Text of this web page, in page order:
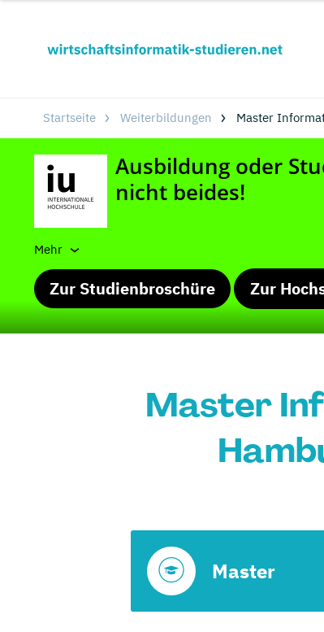
Startseite Weiterbildungen Master
Mehr
Zur Studienbroschüre Zur
Master
Master